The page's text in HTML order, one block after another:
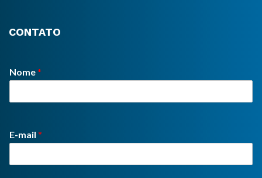
CONTATO
Nome*
E-mail *